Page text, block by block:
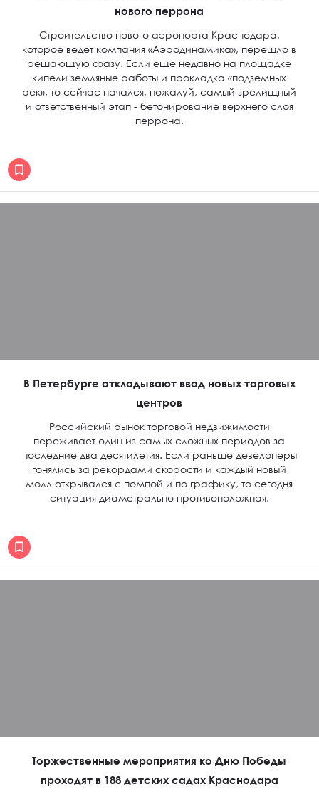
нового перрона
Строительство нового аэропорта Краснодара,
которое ведет компания «Аэродинамика», перешло в
решающую фазу. Если еще недавно на площадке
кипели земляные работы и прокладка «подземных
рек», то сейчас начался, пожалуй, самый зрелищный
и ответственный этап - бетонирование верхнего слоя
перрона.
В Петербурге откладывают ввод новых торговых
центров
Российский рынок торговой недвижимости
переживает один из самых сложных периодов за
последние два десятилетия. Если раньше девелоперы
гонялись за рекордами скорости и каждый новый
молл открывался с помпой и по графику, то сегодня
ситуация диаметрально противоположная.
Торжественные мероприятия ко Дню Победы
проходят в 188 детских садах Краснодара